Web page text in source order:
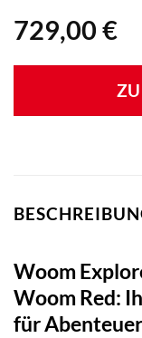
729,00 €
Woom
Woom Red:
für